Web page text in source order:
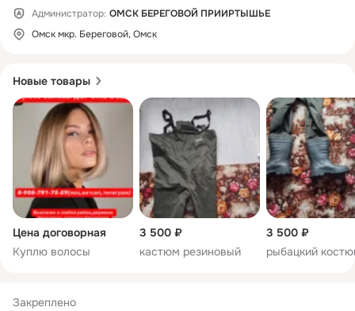
Новые товары
Цена договорная
Куплю волосы
3 500 ₽
кастюм резиновый
3 500 ₽
рыбацкий
Закреплено
Администратор: ОМСК БЕРЕГОВОЙ ПРИИРТЫШЬЕ
Омск мкр. Береговой, Омск